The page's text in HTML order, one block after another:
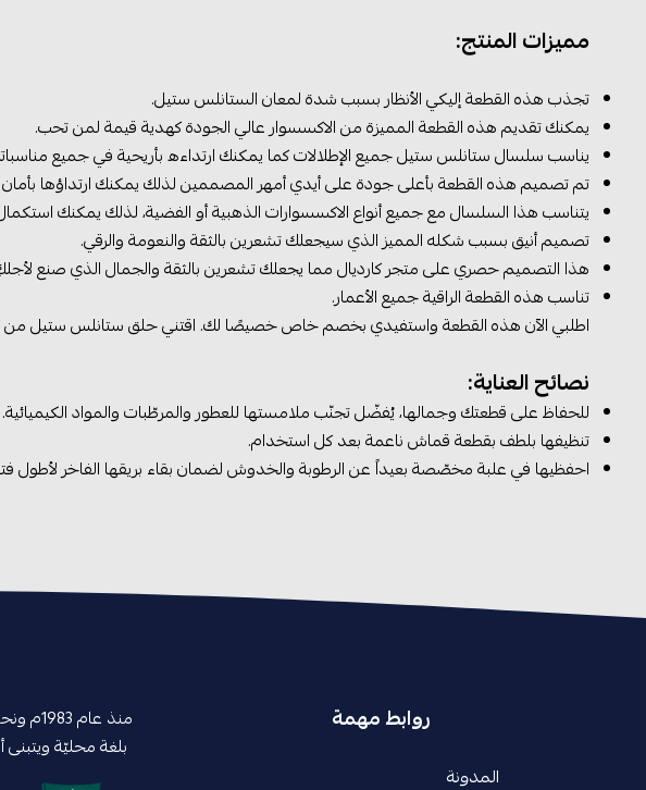
مميزات المنتج:
تجذب هذه القطعة إليكي الأنظار بسبب شدة لمعان الستانلس ستيل.
يمكنك تقديم هذه القطعة المميزة من الاكسسوار عالي الجودة كهدية قيمة لمن تحب.
يناسب سلسال ستانلس ستيل جميع الإطلالات كما يمكنك ارتداءه بأريحية في جميع
تم تصميم هذه القطعة بأعلى جودة على أيدي أمهر المصممين لذلك يمكنك ارتداؤها
يتناسب هذا السلسال مع جميع أنواع الاكسسوارات الذهبية أو الفضية، لذلك يمكنك
تصميم أنيق بسبب شكله المميز الذي سيجعلك تشعرين بالثقة والنعومة والرقي.
هذا التصميم حصري على متجر كارديال مما يجعلك تشعرين بالثقة والجمال الذي صنع
تناسب هذه القطعة الراقية جميع الأعمار.
اطلبي الآن هذه القطعة واستفيدي بخصم خاص خصيصًا لك. اقتني حلق ستانلس ستيل من
نصائح العناية:
للحفاظ على قطعتك وجمالها، يُفضّل تجنّب ملامستها للعطور والمرطّبات والمواد الكيميائية.
تنظيفها بلطف بقطعة قماش ناعمة بعد كل استخدام.
احفظيها في علبة مخصّصة بعيداً عن الرطوبة والخدوش لضمان بقاء بريقها الفاخر لأطول
روابط مهمة
المدونة
منذ
بلغة محليّة